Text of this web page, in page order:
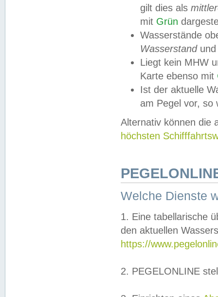
gilt dies als
mit Grün
Wasserstände
Wasserstandund
Liegt kein MHW
Karte ebenso mit
Ist der aktuelle
am Pegel vor,
Alternativ können die
höchsten
Welche Dienste
1. Eine tabellarische
den aktuellen
https://
2. PEGELONLINE